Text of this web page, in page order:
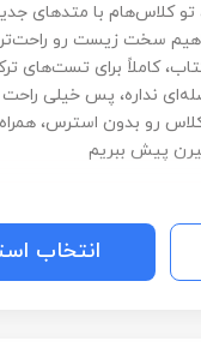
کلاس‌هام با متدهای
سخت زیست رو
کاملاً برای تست‌های
نداره، پس خیلی
رو بدون استرس،
پیش ببریم
انتخاب